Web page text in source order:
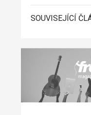
SOUVISEJÍCÍ